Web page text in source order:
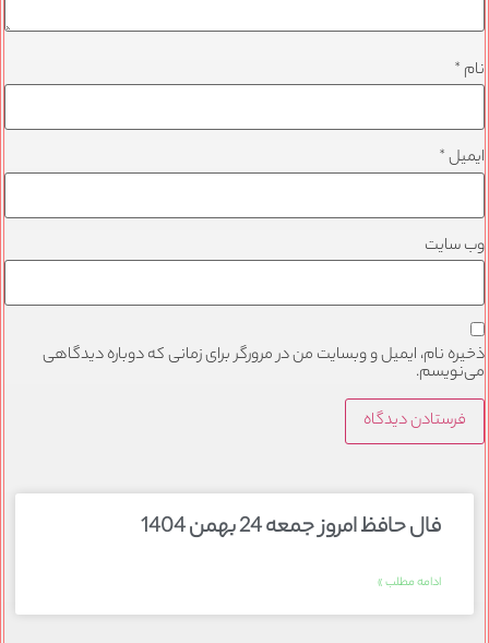
نام *
ایمیل*
وب‌ سایت
ذخیره نام، ایمیل و وبسایت من در مرورگر برای زمانی که دوباره دیدگاهی
می‌نویسم.
فال حافظ امروز جمعه 24 بهمن 1404
ادامه مطلب »